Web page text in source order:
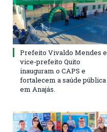
Prefeito Vivaldo Mendes e
vice-prefeito Quito
inauguram o CAPS e
fortalecem a saúde pública
em Anajás.